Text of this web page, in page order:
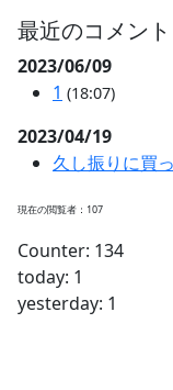
最近のコメン
2023/06/09
1 (18:07)
2023/04/19
久し振りに買
現在の閲覧者：107
Counter: 134
today: 1
yesterday: 1